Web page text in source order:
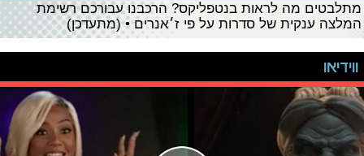
מתלבטים מה לראות בנטפליקס? הרכבנו עבורכם רשימת
המלצה ענקית של סדרות על פי ז׳אנרים • (מתעדכן)
ווידיאו